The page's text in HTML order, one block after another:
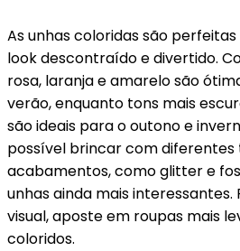
As unhas coloridas são
look descontraído e divertido.
rosa, laranja e amarelo são
verão, enquanto tons mais
são ideais para o outono e
possível brincar com diferentes
acabamentos, como glitter e
unhas ainda mais
visual, aposte em roupas mais
coloridos.